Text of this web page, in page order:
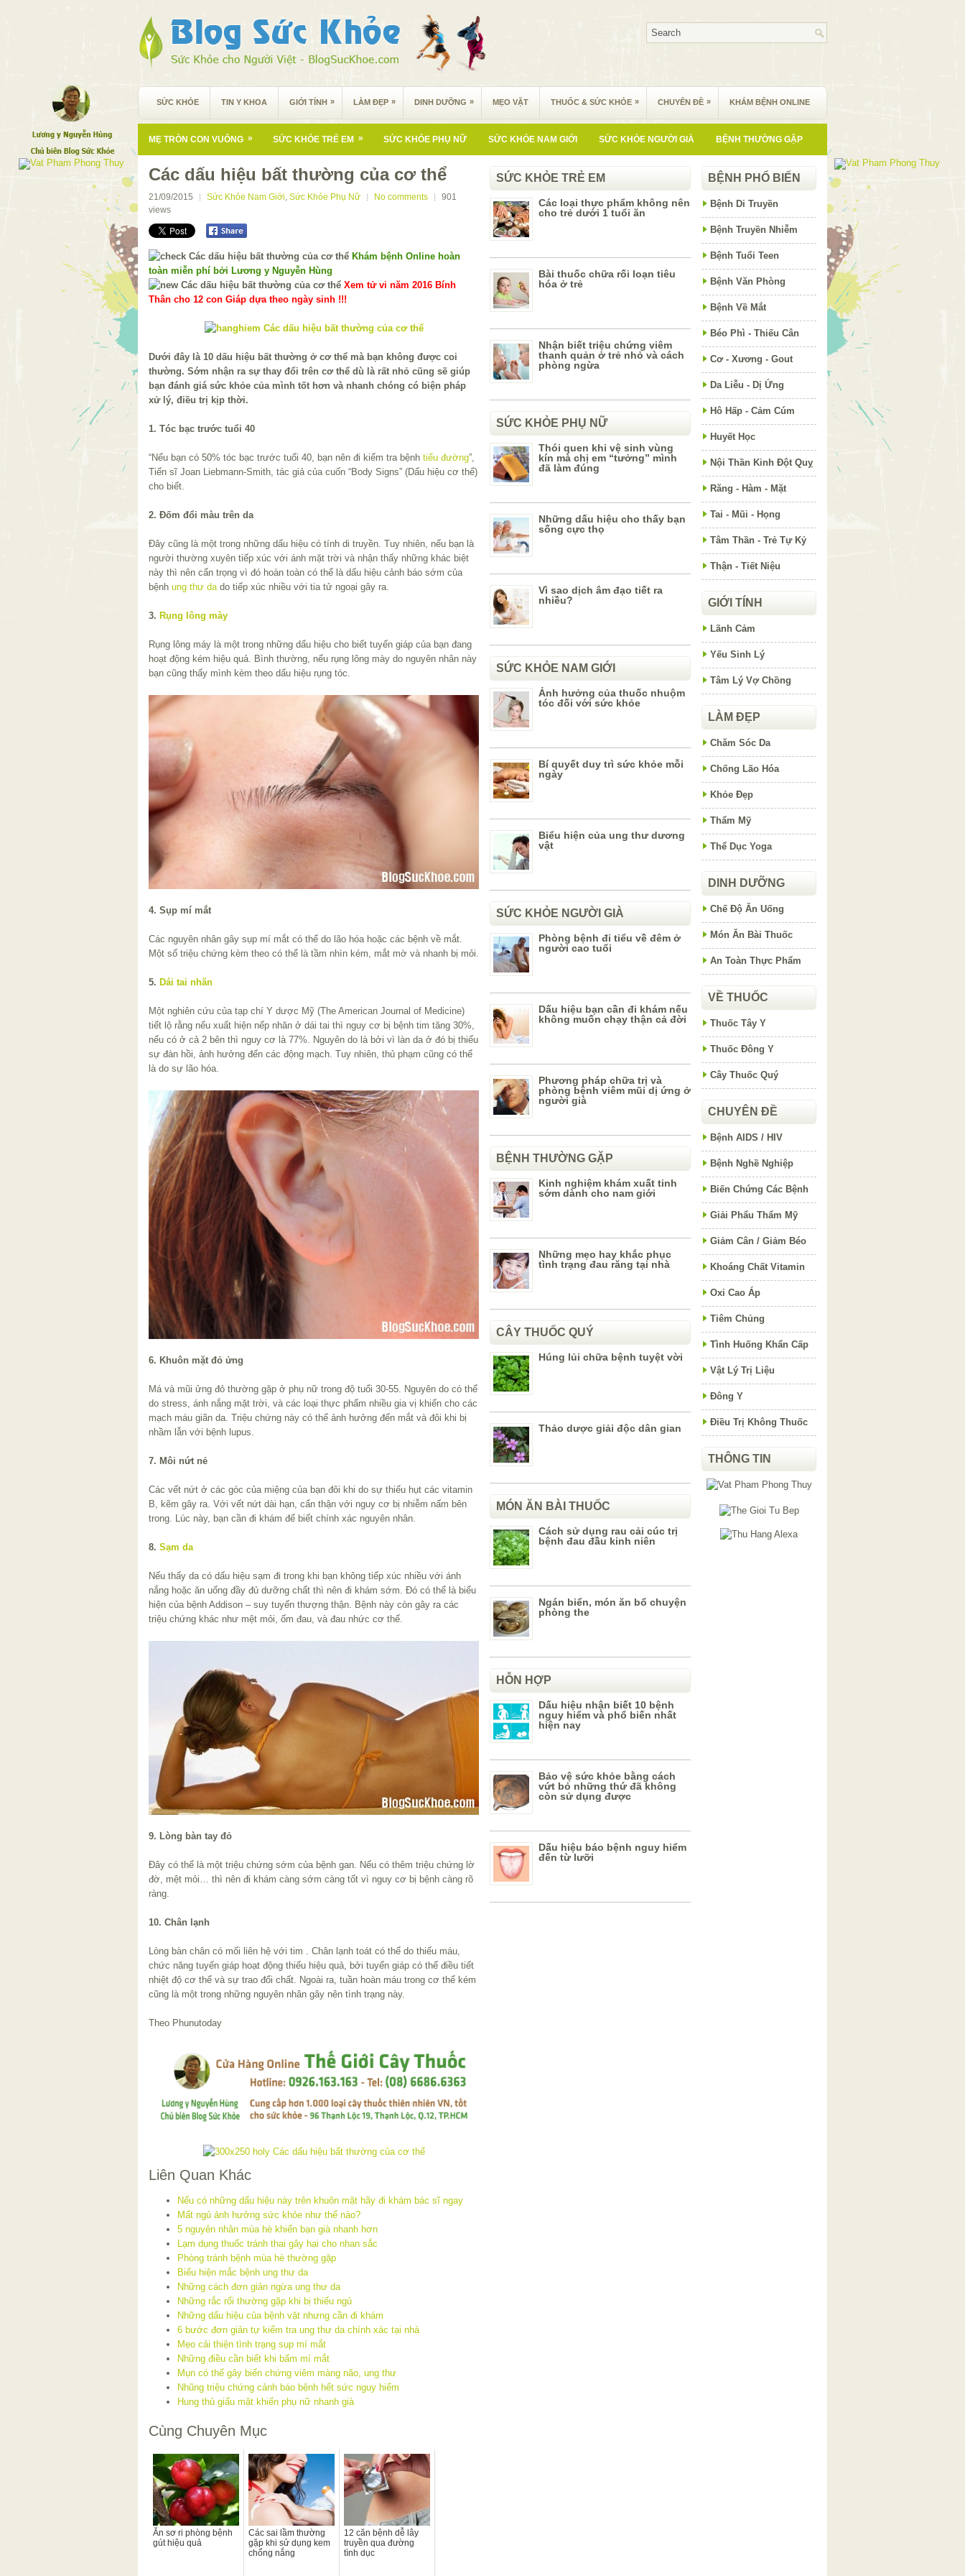
SỨC KHỎE TIN Y KHOA GIỚI TÍNH » LÀM ĐẸP » DINH DƯỠNG » MẸO VẶT THUỐC & SỨC KHỎE » CHUYÊN ĐỀ » KHÁM BỆNH ONLINE
MẸ TRÒN CON VUÔNG » SỨC KHỎE TRẺ EM » SỨC KHỎE PHỤ NỮ SỨC KHỎE NAM GIỚI SỨC KHỎE NGƯỜI GIÀ BỆNH THƯỜNG GẶP
Các dấu hiệu bất thường của cơ thể
21/09/2015 Sức Khỏe Nam Giới, Sức Khỏe Phụ Nữ No comments
901
views
Khám bệnh Online hoàn
toàn miễn phí bởi Lương y Nguyễn Hùng
Xem tử vi năm 2016 Bính
Thân cho 12 con Giáp dựa theo ngày sinh !!!
Dưới đây là 10 dấu hiệu bất thường ở cơ thể mà bạn không được coi
thường. Sớm nhận ra sự thay đổi trên cơ thể dù là rất nhỏ cũng sẽ giúp
bạn đánh giá sức khỏe của mình tốt hơn và nhanh chóng có biện pháp
xử lý, điều trị kịp thời.
1. Tóc bạc trước tuổi 40
“Nếu bạn có 50% tóc bạc trước tuổi 40, bạn nên đi kiểm tra bệnh tiểu đường”,
Tiến sĩ Joan Liebmann-Smith, tác giả của cuốn “Body Signs” (Dấu hiệu cơ thể)
cho biết.
2. Đốm đổi màu trên da
Đây cũng là một trong những dấu hiệu có tính di truyền. Tuy nhiên, nếu bạn là
người thường xuyên tiếp xúc với ánh mặt trời và nhận thấy những khác biệt
này thì nên cẩn trọng vì đó hoàn toàn có thể là dấu hiệu cảnh báo sớm của
bệnh ung thư da do tiếp xúc nhiều với tia tử ngoại gây ra.
3. Rụng lông mày
Rụng lông máy là một trong những dấu hiệu cho biết tuyến giáp của bạn đang
hoạt động kém hiệu quả. Bình thường, nếu rụng lông mày do nguyên nhân này
bạn cũng thấy mình kèm theo dấu hiệu rụng tóc.
4. Sụp mí mắt
Các nguyên nhân gây sụp mí mắt có thể do lão hóa hoặc các bệnh về mắt.
Một số triệu chứng kèm theo có thể là tầm nhìn kém, mắt mờ và nhanh bị mỏi.
5. Dái tai nhăn
Một nghiên cứu của tạp chí Y dược Mỹ (The American Journal of Medicine)
tiết lộ rằng nếu xuất hiện nếp nhăn ở dái tai thì nguy cơ bị bệnh tim tăng 30%,
nếu có ở cả 2 bên thì nguy cơ là 77%. Nguyên do là bởi vì làn da ở đó bị thiếu
sự đàn hồi, ảnh hưởng đến các động mạch. Tuy nhiên, thủ phạm cũng có thể
là do sự lão hóa.
6. Khuôn mặt đỏ ửng
Má và mũi ửng đỏ thường gặp ở phụ nữ trong độ tuổi 30-55. Nguyên do có thể
do stress, ánh nắng mặt trời, và các loại thực phẩm nhiều gia vị khiến cho các
mạch máu giãn da. Triệu chứng này có thể ảnh hưởng đến mắt và đôi khi bị
nhầm lẫn với bệnh lupus.
7. Môi nứt nẻ
Các vết nứt ở các góc của miệng của bạn đôi khi do sự thiếu hụt các vitamin
B, kẽm gây ra. Với vết nứt dài hạn, cẩn thận với nguy cơ bị nhiễm nấm bên
trong. Lúc này, bạn cần đi khám để biết chính xác nguyên nhân.
8. Sạm da
Nếu thấy da có dấu hiệu sạm đi trong khi bạn không tiếp xúc nhiều với ánh
nắng hoặc ăn uống đầy đủ dưỡng chất thì nên đi khám sớm. Đó có thể là biểu
hiện của bệnh Addison – suy tuyến thượng thận. Bệnh này còn gây ra các
triệu chứng khác như mệt mỏi, ốm đau, và đau nhức cơ thể.
9. Lòng bàn tay đỏ
Đây có thể là một triệu chứng sớm của bệnh gan. Nếu có thêm triệu chứng lờ
đờ, mệt mỏi… thì nên đi khám càng sớm càng tốt vì nguy cơ bị bệnh càng rõ
ràng.
10. Chân lạnh
Lòng bàn chân có mối liên hệ với tim . Chân lạnh toát có thể do thiếu máu,
chức năng tuyến giáp hoạt động thiếu hiệu quả, bởi tuyến giáp có thể điều tiết
nhiệt độ cơ thể và sự trao đổi chất. Ngoài ra, tuần hoàn máu trong cơ thể kém
cũng là một trong những nguyên nhân gây nên tình trạng này.
Theo Phunutoday
Liên Quan Khác
Nếu có những dấu hiệu này trên khuôn mặt hãy đi khám bác sĩ ngay
Mất ngủ ảnh hưởng sức khỏe như thế nào?
5 nguyên nhân mùa hè khiến bạn già nhanh hơn
Lạm dụng thuốc tránh thai gây hại cho nhan sắc
Phòng tránh bệnh mùa hè thường gặp
Biểu hiện mắc bệnh ung thư da
Những cách đơn giản ngừa ung thư da
Những rắc rối thường gặp khi bị thiếu ngủ
Những dấu hiệu của bệnh vặt nhưng cần đi khám
6 bước đơn giản tự kiểm tra ung thư da chính xác tại nhà
Mẹo cải thiện tình trạng sụp mí mắt
Những điều cần biết khi bấm mí mắt
Mụn có thể gây biến chứng viêm màng não, ung thư
Nhũng triệu chứng cảnh báo bệnh hết sức nguy hiểm
Hung thủ giấu mặt khiến phụ nữ nhanh già
Cùng Chuyên Mục
Ăn sơ ri phòng bệnh
gút hiệu quả
Các sai lầm thường
gặp khi sử dụng kem
chống nắng
12 căn bệnh dễ lây
truyền qua đường
tình dục
SỨC KHỎE TRẺ EM
Các loại thực phẩm không nên
cho trẻ dưới 1 tuổi ăn
Bài thuốc chữa rối loạn tiêu
hóa ở trẻ
Nhận biết triệu chứng viêm
thanh quản ở trẻ nhỏ và cách
phòng ngừa
SỨC KHỎE PHỤ NỮ
Thói quen khi vệ sinh vùng
kín mà chị em “tưởng” mình
đã làm đúng
Những dấu hiệu cho thấy bạn
sống cực thọ
Vì sao dịch âm đạo tiết ra
nhiều?
SỨC KHỎE NAM GIỚI
Ảnh hưởng của thuốc nhuộm
tóc đối với sức khỏe
Bí quyết duy trì sức khỏe mỗi
ngày
Biểu hiện của ung thư dương
vật
SỨC KHỎE NGƯỜI GIÀ
Phòng bệnh đi tiểu về đêm ở
người cao tuổi
Dấu hiệu bạn cần đi khám nếu
không muốn chạy thận cả đời
Phương pháp chữa trị và
phòng bệnh viêm mũi dị ứng ở
người già
BỆNH THƯỜNG GẶP
Kinh nghiệm khám xuất tinh
sớm dành cho nam giới
Những mẹo hay khắc phục
tình trạng đau răng tại nhà
CÂY THUỐC QUÝ
Húng lủi chữa bệnh tuyệt vời
Thảo dược giải độc dân gian
MÓN ĂN BÀI THUỐC
Cách sử dụng rau cải cúc trị
bệnh đau đầu kinh niên
Ngán biển, món ăn bổ chuyện
phòng the
HỖN HỢP
Dấu hiệu nhận biết 10 bệnh
nguy hiểm và phổ biến nhất
hiện nay
Bảo vệ sức khỏe bằng cách
vứt bỏ những thứ đã không
còn sử dụng được
Dấu hiệu báo bệnh nguy hiểm
đến từ lưỡi
BỆNH PHỔ BIẾN
Bệnh Di Truyền
Bệnh Truyền Nhiễm
Bệnh Tuổi Teen
Bệnh Văn Phòng
Bệnh Về Mắt
Béo Phì - Thiếu Cân
Cơ - Xương - Gout
Da Liễu - Dị Ứng
Hô Hấp - Cảm Cúm
Huyết Học
Nội Thần Kinh Đột Quỵ
Răng - Hàm - Mặt
Tai - Mũi - Họng
Tâm Thần - Trẻ Tự Kỷ
Thận - Tiết Niệu
GIỚI TÍNH
Lãnh Cảm
Yếu Sinh Lý
Tâm Lý Vợ Chồng
LÀM ĐẸP
Chăm Sóc Da
Chống Lão Hóa
Khỏe Đẹp
Thẩm Mỹ
Thể Dục Yoga
DINH DƯỠNG
Chế Độ Ăn Uống
Món Ăn Bài Thuốc
An Toàn Thực Phẩm
VỀ THUỐC
Thuốc Tây Y
Thuốc Đông Y
Cây Thuốc Quý
CHUYÊN ĐỀ
Bệnh AIDS / HIV
Bệnh Nghề Nghiệp
Biến Chứng Các Bệnh
Giải Phẩu Thẩm Mỹ
Giảm Cân / Giảm Béo
Khoáng Chất Vitamin
Oxi Cao Áp
Tiêm Chủng
Tình Huống Khẩn Cấp
Vật Lý Trị Liệu
Đông Y
Điều Trị Không Thuốc
THÔNG TIN